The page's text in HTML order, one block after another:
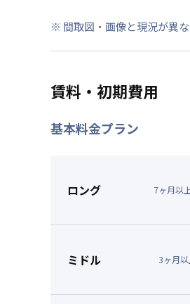
※ 間取図・画像と現況が異
賃料・初期費用
基本料金プラン
ロング 7ヶ月以
ミドル 3ヶ月